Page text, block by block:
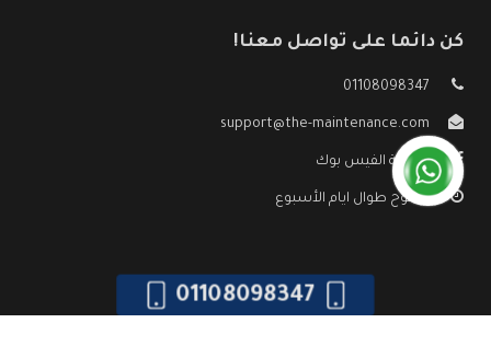
كن دائما على تواصل معنا!
01108098347
support@the-maintenance.com
صفحة الفيس بوك
مفتوح طوال ايام الأسبوع
01108098347